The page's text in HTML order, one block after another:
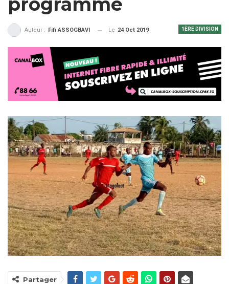
1ÈRE DIVISION
Auteur : Fifi ASSOGBAVI Le 24 Oct 2019
Partager